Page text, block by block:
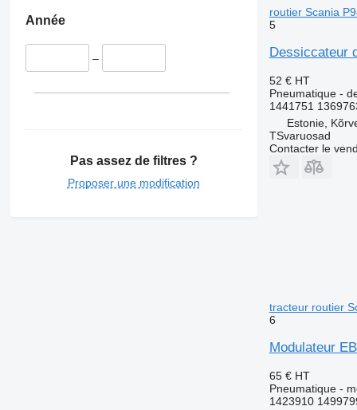
Année
–
Pas assez de filtres ?
Proposer une modification
routier Scania
5
Dessiccateur
52 € HT
Pneumatique -
1441751
Estonie,
TSvaruosad
Contacter le
tracteur routier
6
Modulateur
65 € HT
Pneumatique -
1423910